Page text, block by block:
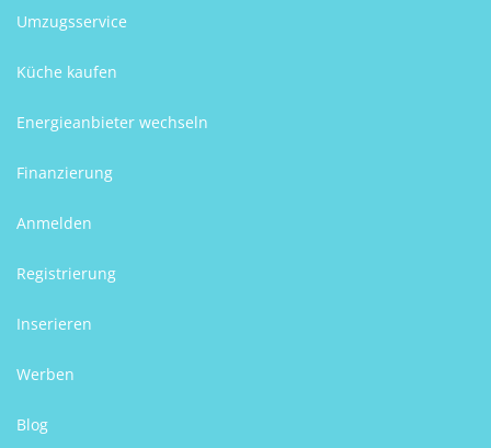
Umzugsservice
Küche kaufen
Energieanbieter wechseln
Finanzierung
Anmelden
Registrierung
Inserieren
Werben
Blog